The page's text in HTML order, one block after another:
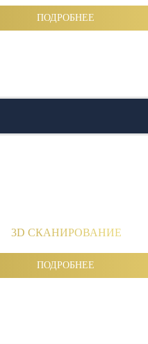
ПОДРОБНЕЕ
3D СКАНИРОВАНИЕ
ПОДРОБНЕЕ